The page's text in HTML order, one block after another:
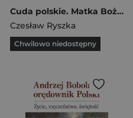
Cuda polskie. Matka Boża i święci w naszych czasach
Czesław Ryszka
Chwilowo niedostępny